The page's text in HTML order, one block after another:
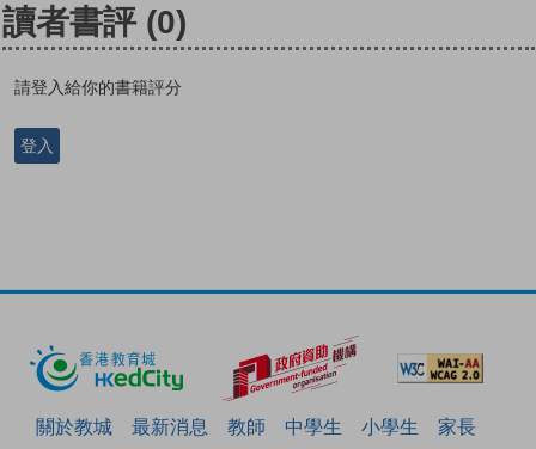
讀者書評 (0)
請登入給你的書籍評分
登入
關於教城 最新消息 教師 中學生 小學生
家長